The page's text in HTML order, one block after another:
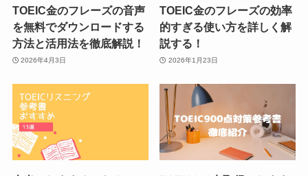
TOEIC金のフレーズの音声
を無料でダウンロードする
方法と活用法を徹底解説！
2026年4月3日
TOEIC金のフレーズの効率
的すぎる使い方を詳しく解
説する！
2026年1月23日